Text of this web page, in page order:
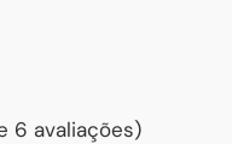
6 avaliações)